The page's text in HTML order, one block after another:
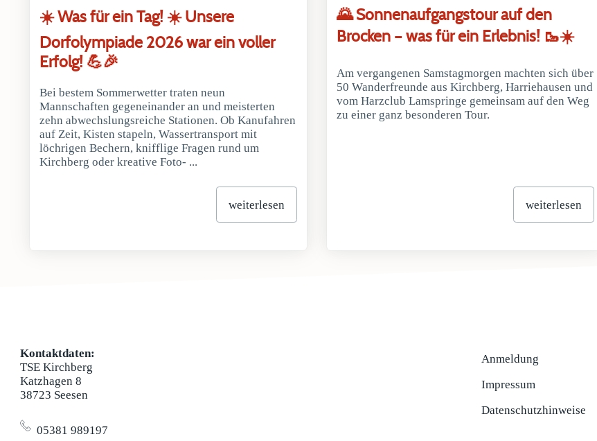
☀️ Was für ein Tag! ☀️ Unsere
Dorfolympiade 2026 war ein voller
Erfolg! 💪🎉
Bei bestem Sommerwetter traten neun
Mannschaften gegeneinander an und meisterten
zehn abwechslungsreiche Stationen. Ob Kanufahren
auf Zeit, Kisten stapeln, Wassertransport mit
löchrigen Bechern, knifflige Fragen rund um
Kirchberg oder kreative Foto- ...
weiterlesen
🌄 Sonnenaufgangstour auf den
Brocken – was für ein Erlebnis! 🥾☀️
Am vergangenen Samstagmorgen machten sich über
50 Wanderfreunde aus Kirchberg, Harriehausen und
vom Harzclub Lamspringe gemeinsam auf den Weg
zu einer ganz besonderen Tour.
weiterlesen
Kontaktdaten:
TSE Kirchberg
Katzhagen 8
38723 Seesen
05381 989197
Anmeldung
Impressum
Datenschutzhinweise